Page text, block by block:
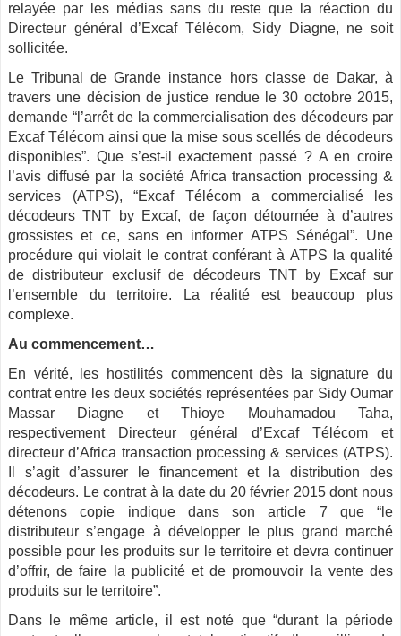
relayée par les médias sans du reste que la réaction du
Directeur général d’Excaf Télécom, Sidy Diagne, ne soit
sollicitée.
Le Tribunal de Grande instance hors classe de Dakar, à
travers une décision de justice rendue le 30 octobre 2015,
demande “l’arrêt de la commercialisation des décodeurs par
Excaf Télécom ainsi que la mise sous scellés de décodeurs
disponibles”. Que s’est-il exactement passé ? A en croire
l’avis diffusé par la société Africa transaction processing &
services (ATPS), “Excaf Télécom a commercialisé les
décodeurs TNT by Excaf, de façon détournée à d’autres
grossistes et ce, sans en informer ATPS Sénégal”. Une
procédure qui violait le contrat conférant à ATPS la qualité
de distributeur exclusif de décodeurs TNT by Excaf sur
l’ensemble du territoire. La réalité est beaucoup plus
complexe.
Au commencement…
En vérité, les hostilités commencent dès la signature du
contrat entre les deux sociétés représentées par Sidy Oumar
Massar Diagne et Thioye Mouhamadou Taha,
respectivement Directeur général d’Excaf Télécom et
directeur d’Africa transaction processing & services (ATPS).
Il s’agit d’assurer le financement et la distribution des
décodeurs. Le contrat à la date du 20 février 2015 dont nous
détenons copie indique dans son article 7 que “le
distributeur s’engage à développer le plus grand marché
possible pour les produits sur le territoire et devra continuer
d’offrir, de faire la publicité et de promouvoir la vente des
produits sur le territoire”.
Dans le même article, il est noté que “durant la période